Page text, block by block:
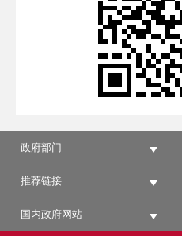
政府部门
推荐链接
国内政府网站